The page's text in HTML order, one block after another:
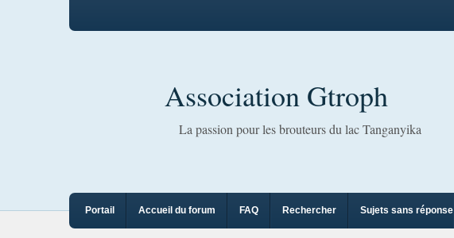
Association Gtroph
La passion pour les brouteurs du lac Tanganyika
Portail Accueil du forum FAQ Rechercher Sujets sans réponse